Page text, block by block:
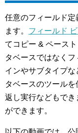
任意のフィールド定
ます。 フィールド
てコピー & ペース
タベースではなく
インやサブタイプ
タベースのツール
返し実行などもでき
ができます。